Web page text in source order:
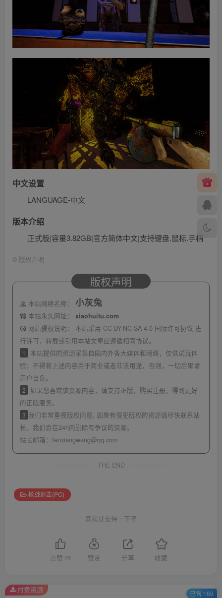
中文设置
LANGUAGE-中文
版本介绍
正式版|容量3.82GB|官方简体中文|支持键盘.鼠标.手柄
© 版权声明
版权声明
本站网络名称： 小灰兔
本站永久网址：
xiaohuitu.com
网站侵权说明：
本站采用 CC BY-NC-SA 4.0 国际许可协议 进
行许可，转载或引用本站文章应遵循相同协议。
1
本站提供的资源采集自国内外各大媒体和网络，仅供试玩体
验；不得将上述内容用于商业或者非法用途，否则，一切后果请
用户自负。
2
如果您喜欢该资源内容，请支持正版，购买注册，得到更好
的正版服务。
3 我们非常重视版权问题, 如果有侵犯版权的资源请尽快联系站
长，我们会在24h内删除有争议的资源。
站长邮箱： fenxiangwang@qq.com
THE END
枪战射击(PC)
喜欢就支持一下吧
点赞 76 赞赏 分享 收藏
付费资源 已售 169